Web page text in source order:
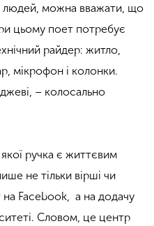
людей, можна вважати, що
цьому поет потребує
райдер: житло,
мікрофон і колонки.
– колосально
ручка є життєвим
не тільки вірші чи
на Facebook, а на додачу
Словом, це центр